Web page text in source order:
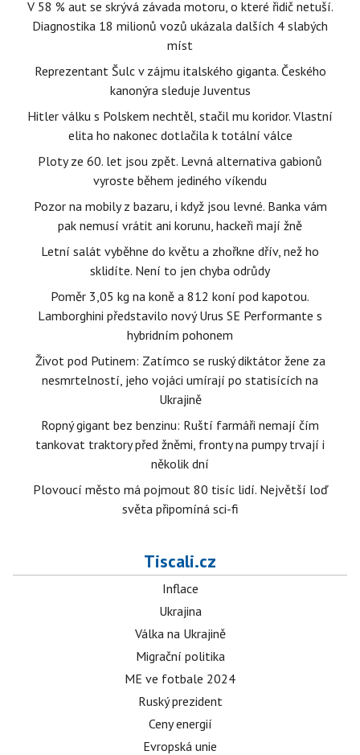
V 58 % aut se skrývá závada motoru, o které řidič netuší.
Diagnostika 18 milionů vozů ukázala dalších 4 slabých
míst
Reprezentant Šulc v zájmu italského giganta. Českého
kanonýra sleduje Juventus
Hitler válku s Polskem nechtěl, stačil mu koridor. Vlastní
elita ho nakonec dotlačila k totální válce
Ploty ze 60. let jsou zpět. Levná alternativa gabionů
vyroste během jediného víkendu
Pozor na mobily z bazaru, i když jsou levné. Banka vám
pak nemusí vrátit ani korunu, hackeři mají žně
Letní salát vyběhne do květu a zhořkne dřív, než ho
sklidíte. Není to jen chyba odrůdy
Poměr 3,05 kg na koně a 812 koní pod kapotou.
Lamborghini představilo nový Urus SE Performante s
hybridním pohonem
Život pod Putinem: Zatímco se ruský diktátor žene za
nesmrtelností, jeho vojáci umírají po statisících na
Ukrajině
Ropný gigant bez benzinu: Ruští farmáři nemají čím
tankovat traktory před žněmi, fronty na pumpy trvají i
několik dní
Plovoucí město má pojmout 80 tisíc lidí. Největší loď
světa připomíná sci-fi
Tiscali.cz
Inflace
Ukrajina
Válka na Ukrajině
Migrační politika
ME ve fotbale 2024
Ruský prezident
Ceny energií
Evropská unie